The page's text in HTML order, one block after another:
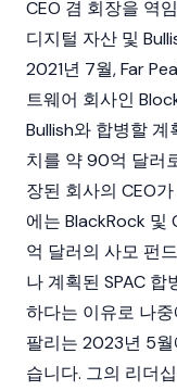
CEO 겸 회장을 역
디지털 자산 및
2021년 7월, Far
트웨어 회사인
Bullish와 합병할 계
치를 약 90억 달러
장된 회사의 CEO
에는 BlackRock 및
억 달러의 사모 펀
나 계획된 SPAC
하다는 이유로 나
팔리는 2023년 5
습니다. 그의 리더